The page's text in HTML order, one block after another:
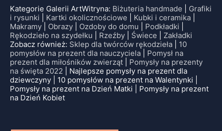
Kategorie Galerii ArtWitryna: Biżuteria handmade
Grafiki
i rysunki
Kartki okolicznościowe Kubki i ceramika
Makramy
Obrazy Ozdoby do domu Podkładki
Rękodzieło na szydełku
Rzeźby Świece
Zakładki
Zobacz również: Sklep dla twórców rękodzieła
10
pomysłów na prezent dla nauczyciela
Pomysł na
prezent dla miłośników zwierząt
Pomysły na prezenty
na święta 2022 | Najlepsze pomysły na prezent dla
dziewczyny | 10 pomysłów na prezent na Walentynki |
Pomysły na prezent na Dzień Matki | Pomysły na prezent
na Dzień Kobiet